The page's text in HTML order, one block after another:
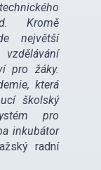
Kromě
největší
pro žáky.
která
školský
pro
inkubátor
radní